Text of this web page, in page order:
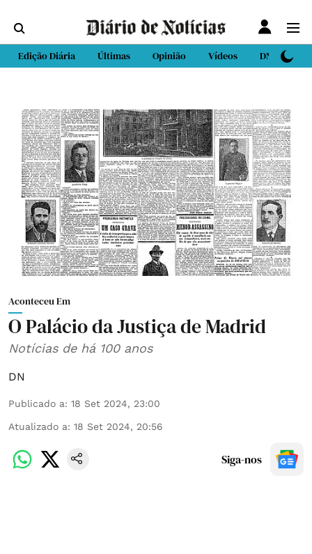
Edição Diária Últimas Opinião Vídeos DN Sport
Aconteceu Em
O Palácio da Justiça de Madrid
Notícias de há 100 anos
DN
Publicado a: 18 Set 2024, 23:00
Atualizado a: 18 Set 2024, 20:56
Siga-nos